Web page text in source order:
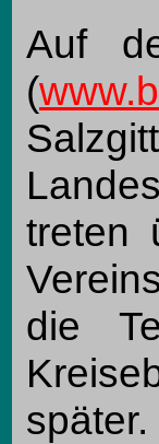
Auf
(
treten
die
später.